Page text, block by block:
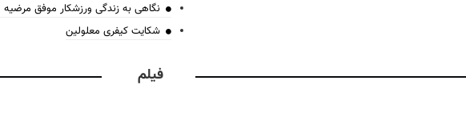
نگاهی به زندگی ورزشکار موفق
شکایت کیفری معلولین
فیلم